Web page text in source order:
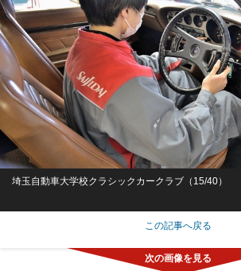
埼玉自動車大学校クラシックカークラブ（15/40）
この記事へ戻る